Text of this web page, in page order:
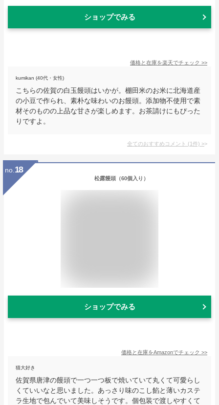
ショップでみる
価格と在庫を楽天でチェック >>
kumikan (40代・女性)
こちらの佐賀の白玉饅頭はいかが。棚田米のお米に北海道産
の小豆で作られ、素朴な味わいのお饅頭。添加物不使用で素
材そのものの上品な甘さが楽しめます。お茶請けにもぴった
りですよ。
全てのおすすめコメント (1件) >
no. 18
松露饅頭（60個入り）
ショップでみる
価格と在庫をAmazonでチェック >>
猫大好き
佐賀県唐津の饅頭で一つ一つ板で焼いていて丸くて可愛らし
くていいなと思いました。あっさり味のこし餡と薄いカステ
ラ生地で包んでいて美味しそうです。個包装で渡しやすくて